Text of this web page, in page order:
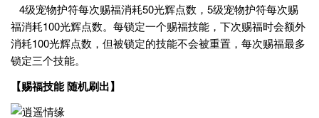
4级宠物护符每次赐福消耗50光辉点数，5级宠物护符每次赐
福消耗100光辉点数。每锁定一个赐福技能，下次赐福时会额外
消耗100光辉点数，但被锁定的技能不会被重置，每次赐福最多
锁定三个技能。
【赐福技能 随机刷出】